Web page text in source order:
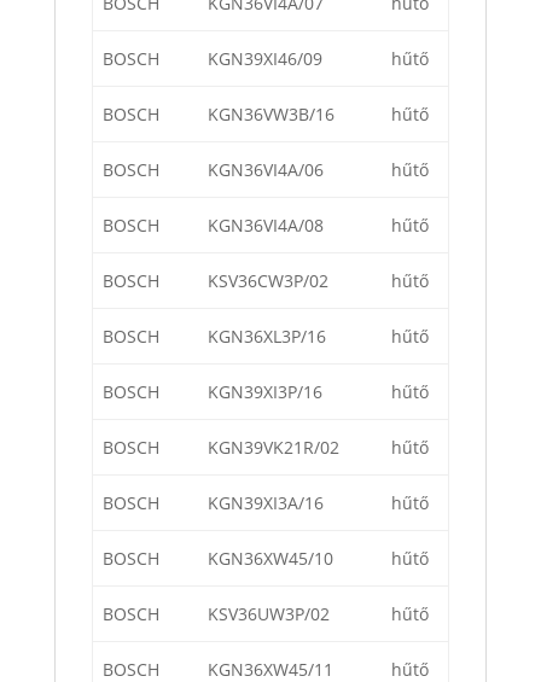
BOSCH KGN39XI46/09 hűtő
BOSCH KGN36VW3B/16 hűtő
BOSCH KGN36VI4A/06 hűtő
BOSCH KGN36VI4A/08 hűtő
BOSCH KSV36CW3P/02 hűtő
BOSCH KGN36XL3P/16 hűtő
BOSCH KGN39XI3P/16 hűtő
BOSCH KGN39VK21R/02 hűtő
BOSCH KGN39XI3A/16 hűtő
BOSCH KGN36XW45/10 hűtő
BOSCH KSV36UW3P/02 hűtő
BOSCH KGN36XW45/11 hűtő